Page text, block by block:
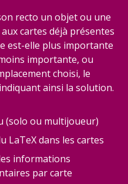
recto un objet ou une
cartes déjà présentes
est-elle plus importante
importante, ou
choisi, le
ainsi la solution.
(solo ou multijoueur)
LaTeX dans les cartes
informations
par carte